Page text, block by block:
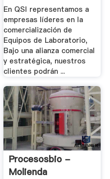
En QSI representamos a
empresas líderes en la
comercialización de
Equipos de Laboratorio,
Bajo una alianza comercial
y estratégica, nuestros
clientes podrán ...
Procesosbio -
Molienda